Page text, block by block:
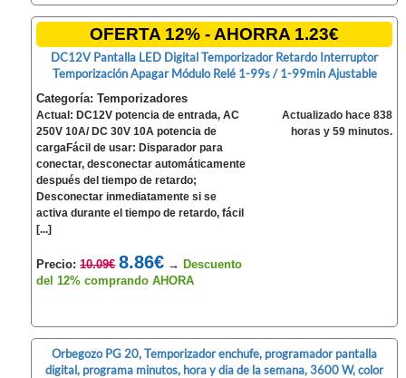
OFERTA 12% - AHORRA 1.23€
DC12V Pantalla LED Digital Temporizador Retardo Interruptor
Temporización Apagar Módulo Relé 1-99s / 1-99min Ajustable
Categoría: Temporizadores
Actual: DC12V potencia de entrada, AC
250V 10A/ DC 30V 10A potencia de
cargaFácil de usar: Disparador para
conectar, desconectar automáticamente
después del tiempo de retardo;
Desconectar inmediatamente si se
activa durante el tiempo de retardo, fácil
[...]
Precio:10.09€ 8.86€ → Descuento
del 12% comprando AHORA
Actualizado hace 838
horas y 59 minutos.
Orbegozo PG 20, Temporizador enchufe, programador pantalla
digital, programa minutos, hora y dia de la semana, 3600 W, color